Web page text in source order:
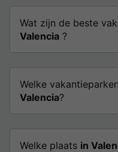
Wat zijn de beste
Valencia ?
Welke
Valencia?
Welke plaats in